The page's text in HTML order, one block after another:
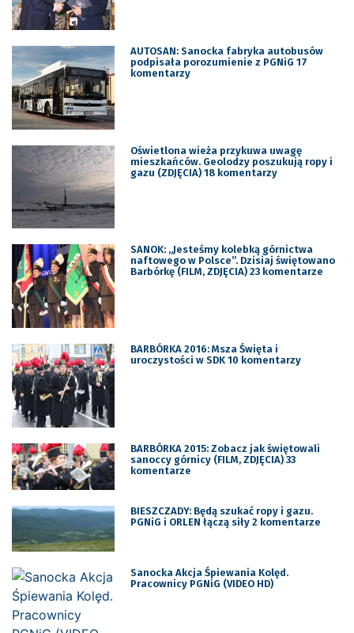
AUTOSAN: Sanocka fabryka autobusów
podpisała porozumienie z PGNiG 17
komentarzy
Oświetlona wieża przykuwa uwagę
mieszkańców. Geolodzy poszukują ropy i
gazu (ZDJĘCIA) 18 komentarzy
SANOK: „Jesteśmy kolebką górnictwa
naftowego w Polsce”. Dzisiaj świętowano
Barbórkę (FILM, ZDJĘCIA) 23 komentarze
BARBÓRKA 2016: Msza Święta i
uroczystości w SDK 10 komentarzy
BARBÓRKA 2015: Zobacz jak świętowali
sanoccy górnicy (FILM, ZDJĘCIA) 33
komentarze
BIESZCZADY: Będą szukać ropy i gazu.
PGNiG i ORLEN łączą siły 2 komentarze
Sanocka Akcja Śpiewania Kolęd.
Pracownicy PGNiG (VIDEO HD)